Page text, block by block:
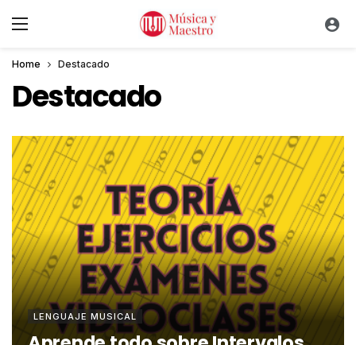
Home Destacado
Destacado
LENGUAJE MUSICAL